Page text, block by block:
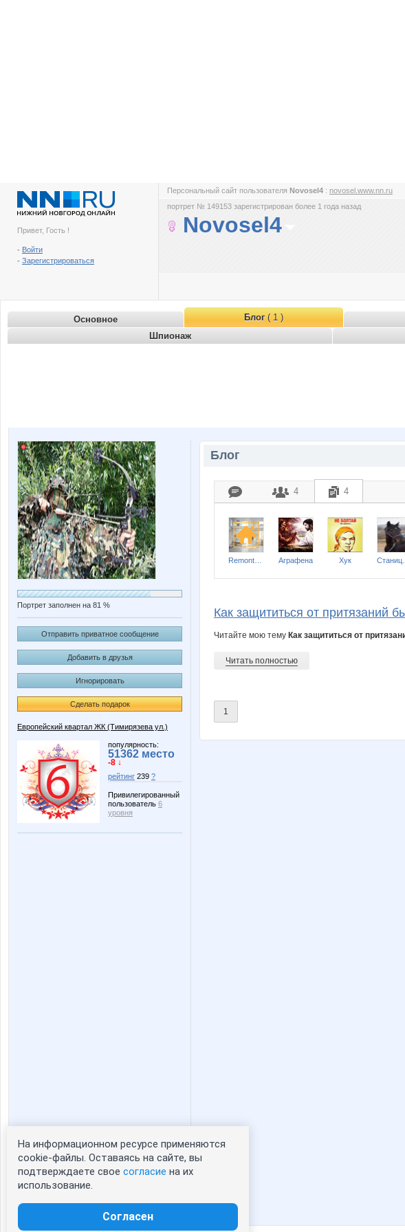
Привет, Гость !
- Войти
- Зарегистрироваться
Персональный сайт пользователя Novosel4 : novosel.www.nn.ru
портрет № 149153 зарегистрирован более 1 года назад
Novosel4
Основное Блог( 1 )
Шпионаж
Портрет заполнен на 81 %
Отправить приватное сообщение
Добавить в друзья
Игнорировать
Сделать подарок
Европейский квартал ЖК (Тимирязева ул.)
популярность:
51362 место
-8 ↓
рейтинг 239 ?
Привилегированный
пользователь 6
уровня
Статистика портрета:
сейчас просматривают портрет - 0
зарегистрированные пользователи
Блог
4 4
Аграфена Хук
Как защититься от притязаний
Читайте мою тему Как защититься от
Читать полностью
1
На информационном ресурсе применяются
cookie-файлы. Оставаясь на сайте, вы
подтверждаете свое согласие на их
использование.
Согласен